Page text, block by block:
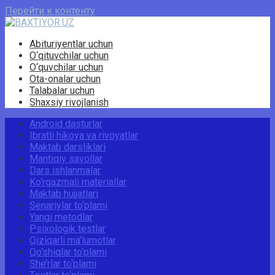
Перейти к контенту
Abituriyentlar uchun
O‘qituvchilar uchun
O‘quvchilar uchun
Ota-onalar uchun
Talabalar uchun
Shaxsiy rivojlanish
Android dasturlar
Ibratli hikoya va rivoyatlar
Maktab darsliklari
Mantiqiy savollar
Dars ishlanmalar
Ko‘rgazmali materiallar
Maktab hujjatlari
Senariylar to‘plami
Yangi metodlar
Psixologik testlar
Qiziqarli ma’lumotlar
Qo‘shiqlar to‘plami
She’rlar to‘plami